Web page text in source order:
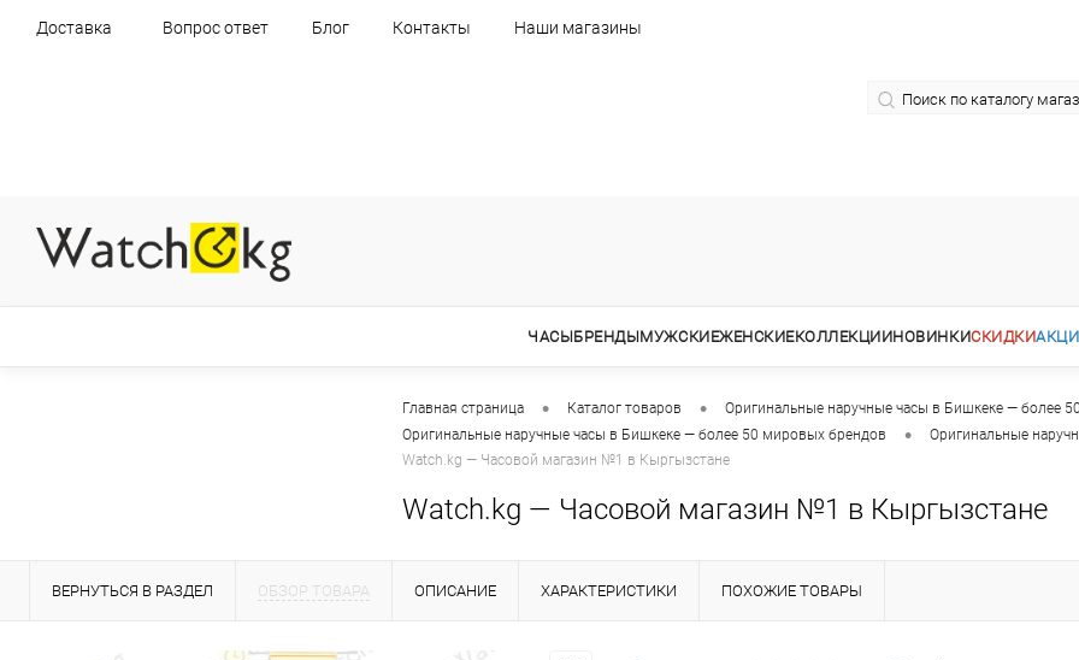
Доставка Вопрос ответ Блог Контакты Наши магазины
ЧАСЫБРЕНДЫМУЖСКИЕЖЕНСКИЕКОЛЛЕКЦИИНОВИНКИСКИДКИ
Главная страница • Каталог товаров • Оригинальные наручные часы в Бишкеке — более
Оригинальные наручные часы в Бишкеке — более 50 мировых брендов • Оригинальные
Watch.kg — Часовой магазин №1 в Кыргызстане
Watch.kg — Часовой магазин №1 в Кыргызстане
ВЕРНУТЬСЯ В РАЗДЕЛ ОБЗОР ТОВАРА ОПИСАНИЕ ХАРАКТЕРИСТИКИ ПОХОЖИЕ ТОВАРЫ